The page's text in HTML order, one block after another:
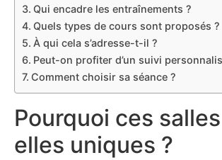
Qui encadre les entraînements ?
Quels types de cours sont proposés ?
À qui cela s’adresse-t-il ?
Peut-on profiter d’un suivi
Comment choisir sa séance ?
Pourquoi ces
elles uniques ?